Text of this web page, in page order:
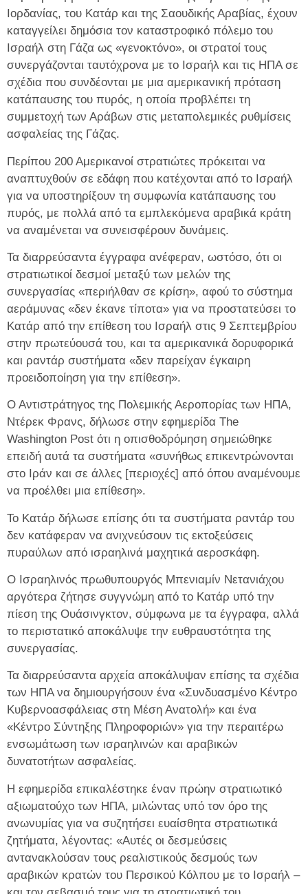
Ιορδανίας, του Κατάρ και της Σαουδικής Αραβίας, έχουν
καταγγείλει δημόσια τον καταστροφικό πόλεμο του
Ισραήλ στη Γάζα ως «γενοκτόνο», οι στρατοί τους
συνεργάζονται ταυτόχρονα με το Ισραήλ και τις ΗΠΑ σε
σχέδια που συνδέονται με μια αμερικανική πρόταση
κατάπαυσης του πυρός, η οποία προβλέπει τη
συμμετοχή των Αράβων στις μεταπολεμικές ρυθμίσεις
ασφαλείας της Γάζας.
Περίπου 200 Αμερικανοί στρατιώτες πρόκειται να
αναπτυχθούν σε εδάφη που κατέχονται από το Ισραήλ
για να υποστηρίξουν τη συμφωνία κατάπαυσης του
πυρός, με πολλά από τα εμπλεκόμενα αραβικά κράτη
να αναμένεται να συνεισφέρουν δυνάμεις.
Τα διαρρεύσαντα έγγραφα ανέφεραν, ωστόσο, ότι οι
στρατιωτικοί δεσμοί μεταξύ των μελών της
συνεργασίας «περιήλθαν σε κρίση», αφού το σύστημα
αεράμυνας «δεν έκανε τίποτα» για να προστατεύσει το
Κατάρ από την επίθεση του Ισραήλ στις 9 Σεπτεμβρίου
στην πρωτεύουσά του, και τα αμερικανικά δορυφορικά
και ραντάρ συστήματα «δεν παρείχαν έγκαιρη
προειδοποίηση για την επίθεση».
Ο Αντιστράτηγος της Πολεμικής Αεροπορίας των ΗΠΑ,
Ντέρεκ Φρανς, δήλωσε στην εφημερίδα The
Washington Post ότι η οπισθοδρόμηση σημειώθηκε
επειδή αυτά τα συστήματα «συνήθως επικεντρώνονται
στο Ιράν και σε άλλες [περιοχές] από όπου αναμένουμε
να προέλθει μια επίθεση».
Το Κατάρ δήλωσε επίσης ότι τα συστήματα ραντάρ του
δεν κατάφεραν να ανιχνεύσουν τις εκτοξεύσεις
πυραύλων από ισραηλινά μαχητικά αεροσκάφη.
Ο Ισραηλινός πρωθυπουργός Μπενιαμίν Νετανιάχου
αργότερα ζήτησε συγγνώμη από το Κατάρ υπό την
πίεση της Ουάσινγκτον, σύμφωνα με τα έγγραφα, αλλά
το περιστατικό αποκάλυψε την ευθραυστότητα της
συνεργασίας.
Τα διαρρεύσαντα αρχεία αποκάλυψαν επίσης τα σχέδια
των ΗΠΑ να δημιουργήσουν ένα «Συνδυασμένο Κέντρο
Κυβερνοασφάλειας στη Μέση Ανατολή» και ένα
«Κέντρο Σύντηξης Πληροφοριών» για την περαιτέρω
ενσωμάτωση των ισραηλινών και αραβικών
δυνατοτήτων ασφαλείας.
Η εφημερίδα επικαλέστηκε έναν πρώην στρατιωτικό
αξιωματούχο των ΗΠΑ, μιλώντας υπό τον όρο της
ανωνυμίας για να συζητήσει ευαίσθητα στρατιωτικά
ζητήματα, λέγοντας: «Αυτές οι δεσμεύσεις
αντανακλούσαν τους ρεαλιστικούς δεσμούς των
αραβικών κρατών του Περσικού Κόλπου με το Ισραήλ –